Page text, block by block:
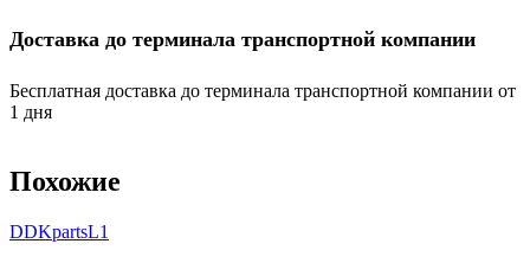
Доставка до терминала транспортной компании
Бесплатная доставка до терминала транспортной компании от
1 дня
Похожие
DDKpartsL1